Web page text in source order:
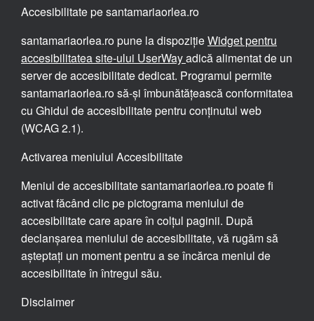
Accesibilitate pe santamariaorlea.ro
santamariaorlea.ro pune la dispozițieWidget pentru
accesibilitatea site-ului UserWayadică alimentat de un
server de accesibilitate dedicat. Programul permite
santamariaorlea.ro să-și îmbunătățească conformitatea
cu Ghidul de accesibilitate pentru conținutul web
(WCAG 2.1).
Activarea meniului Accesibilitate
Meniul de accesibilitate santamariaorlea.ro poate fi
activat făcând clic pe pictograma meniului de
accesibilitate care apare în colțul paginii. După
declanșarea meniului de accesibilitate, vă rugăm să
așteptați un moment pentru a se încărca meniul de
accesibilitate în întregul său.
Disclaimer